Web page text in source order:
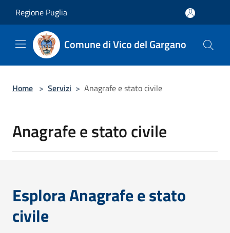
Regione Puglia
Comune di Vico del Gargano
Home > Servizi > Anagrafe e stato civile
Anagrafe e stato civile
Esplora Anagrafe e stato
civile